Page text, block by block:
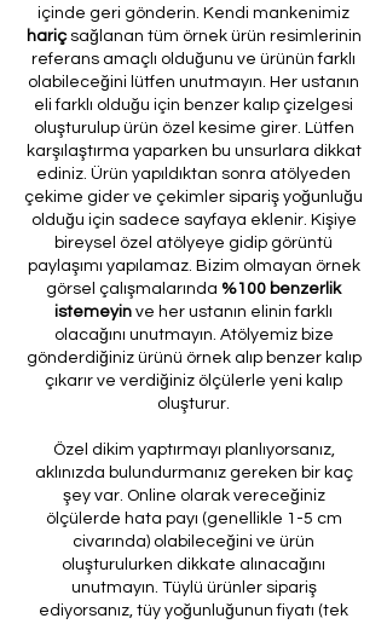
içinde geri gönderin. Kendi mankenimiz
hariçsağlanan tüm örnek ürün resimlerinin
referans amaçlı olduğunu ve ürünün farklı
olabileceğini lütfen unutmayın. Her ustanın
eli farklı olduğu için benzer kalıp çizelgesi
oluşturulup ürün özel kesime girer. Lütfen
karşılaştırma yaparken bu unsurlara dikkat
ediniz. Ürün yapıldıktan sonra atölyeden
çekime gider ve çekimler sipariş yoğunluğu
olduğu için sadece sayfaya eklenir. Kişiye
bireysel özel atölyeye gidip görüntü
paylaşımı yapılamaz. Bizim olmayan örnek
görsel çalışmalarında %100 benzerlik
istemeyin ve her ustanın elinin farklı
olacağını unutmayın. Atölyemiz bize
gönderdiğiniz ürünü örnek alıp benzer kalıp
çıkarır ve verdiğiniz ölçülerle yeni kalıp
oluşturur.
Özel dikim yaptırmayı planlıyorsanız,
aklınızda bulundurmanız gereken bir kaç
şey var. Online olarak vereceğiniz
ölçülerde hata payı (genellikle 1-5 cm
civarında) olabileceğini ve ürün
oluşturulurken dikkate alınacağını
unutmayın. Tüylü ürünler sipariş
ediyorsanız, tüy yoğunluğunun fiyatı (tek